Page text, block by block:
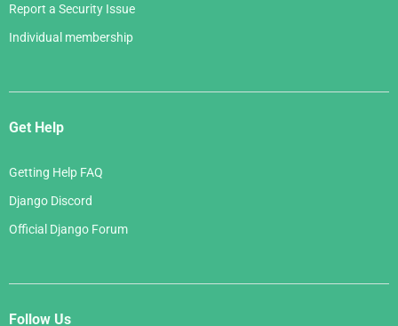
Report a Security Issue
Individual membership
Get Help
Getting Help FAQ
Django Discord
Official Django Forum
Follow Us